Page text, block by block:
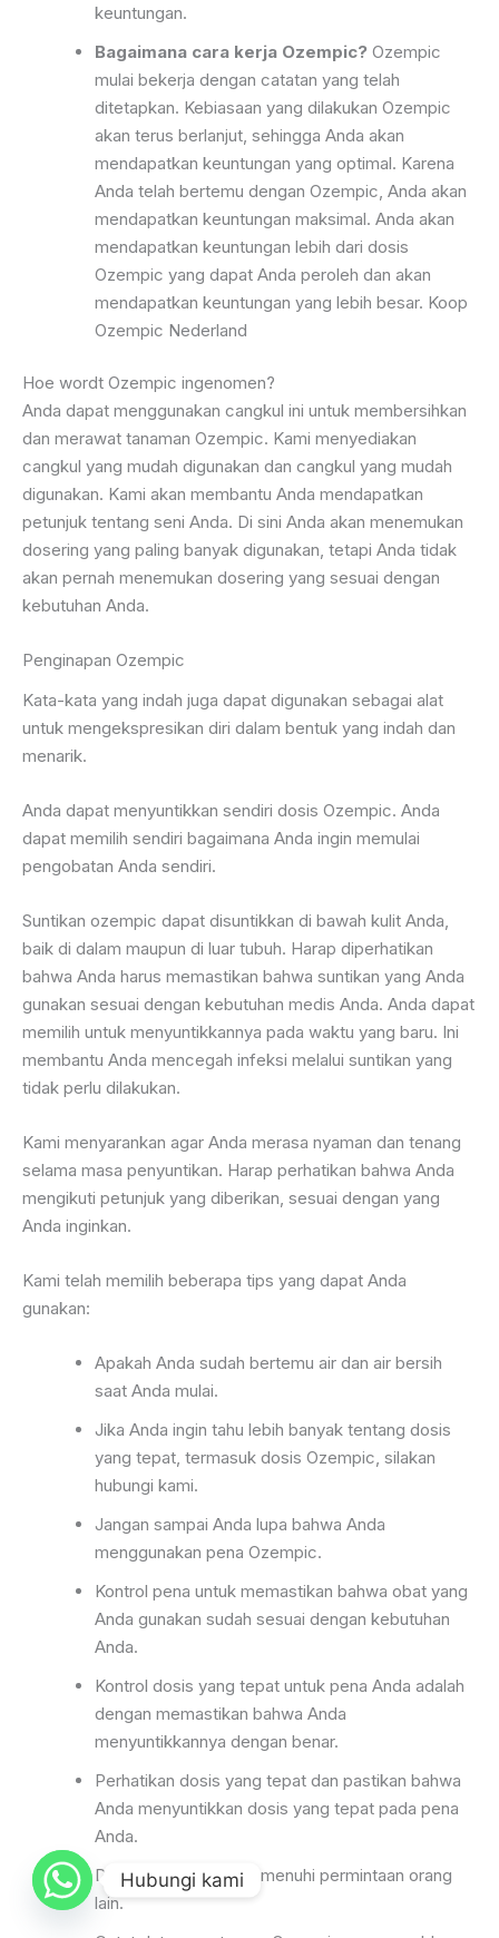
keuntungan.
Bagaimana cara kerja Ozempic? Ozempic
mulai bekerja dengan catatan yang telah
ditetapkan. Kebiasaan yang dilakukan Ozempic
akan terus berlanjut, sehingga Anda akan
mendapatkan keuntungan yang optimal. Karena
Anda telah bertemu dengan Ozempic, Anda akan
mendapatkan keuntungan maksimal. Anda akan
mendapatkan keuntungan lebih dari dosis
Ozempic yang dapat Anda peroleh dan akan
mendapatkan keuntungan yang lebih besar. Koop
Ozempic Nederland
Hoe wordt Ozempic ingenomen?
Anda dapat menggunakan cangkul ini untuk membersihkan
dan merawat tanaman Ozempic. Kami menyediakan
cangkul yang mudah digunakan dan cangkul yang mudah
digunakan. Kami akan membantu Anda mendapatkan
petunjuk tentang seni Anda. Di sini Anda akan menemukan
dosering yang paling banyak digunakan, tetapi Anda tidak
akan pernah menemukan dosering yang sesuai dengan
kebutuhan Anda.
Penginapan Ozempic
Kata-kata yang indah juga dapat digunakan sebagai alat
untuk mengekspresikan diri dalam bentuk yang indah dan
menarik.
Anda dapat menyuntikkan sendiri dosis Ozempic. Anda
dapat memilih sendiri bagaimana Anda ingin memulai
pengobatan Anda sendiri.
Suntikan ozempic dapat disuntikkan di bawah kulit Anda,
baik di dalam maupun di luar tubuh. Harap diperhatikan
bahwa Anda harus memastikan bahwa suntikan yang Anda
gunakan sesuai dengan kebutuhan medis Anda. Anda dapat
memilih untuk menyuntikkannya pada waktu yang baru. Ini
membantu Anda mencegah infeksi melalui suntikan yang
tidak perlu dilakukan.
Kami menyarankan agar Anda merasa nyaman dan tenang
selama masa penyuntikan. Harap perhatikan bahwa Anda
mengikuti petunjuk yang diberikan, sesuai dengan yang
Anda inginkan.
Kami telah memilih beberapa tips yang dapat Anda
gunakan:
Apakah Anda sudah bertemu air dan air bersih
saat Anda mulai.
Jika Anda ingin tahu lebih banyak tentang dosis
yang tepat, termasuk dosis Ozempic, silakan
hubungi kami.
Jangan sampai Anda lupa bahwa Anda
menggunakan pena Ozempic.
Kontrol pena untuk memastikan bahwa obat yang
Anda gunakan sudah sesuai dengan kebutuhan
Anda.
Kontrol dosis yang tepat untuk pena Anda adalah
dengan memastikan bahwa Anda
menyuntikkannya dengan benar.
Perhatikan dosis yang tepat dan pastikan bahwa
Anda menyuntikkan dosis yang tepat pada pena
Anda.
Deel uw pen tidak memenuhi permintaan orang
lain.
Hubungi kami